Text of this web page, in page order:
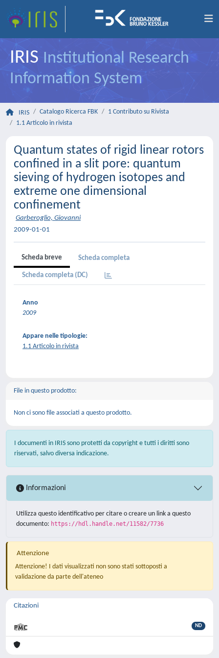
IRIS Institutional Research
Information System
IRIS Catalogo Ricerca FBK
1 Contributo su Rivista
1.1 Articolo in rivista
Quantum states of rigid linear rotors
confined in a slit pore: quantum
sieving of hydrogen isotopes and
extreme one dimensional
confinement
Garberoglio, Giovanni
2009-01-01
Scheda breve Scheda completa
Scheda completa (DC)
Anno
2009
Appare nelle tipologie:
1.1 Articolo in rivista
File in questo prodotto:
Non ci sono file associati a questo prodotto.
I documenti in IRIS sono protetti da copyright e tutti i diritti sono
riservati, salvo diversa indicazione.
Informazioni
Utilizza questo identificativo per citare o creare un link a questo
documento: https://hdl.handle.net/11582/7736
Attenzione
Attenzione! I dati visualizzati non sono stati sottoposti a
validazione da parte dell'ateneo
Citazioni
ND